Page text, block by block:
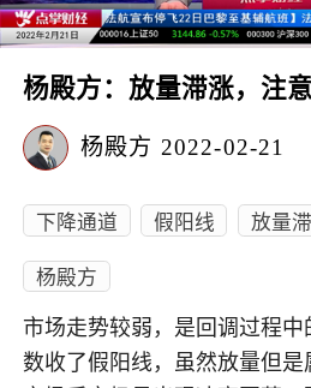
杨殿方：放量滞涨，注
杨殿方 2022-02-21
下降通道 假阳线 放量
杨殿方
市场走势较弱，是回调过程
数收了假阳线，虽然放量但